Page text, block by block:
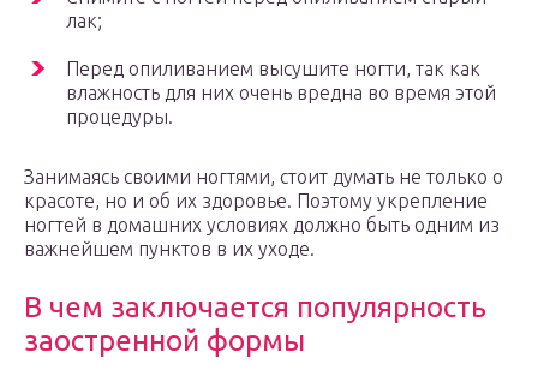
лак;
Перед опиливанием высушите ногти, так как
влажность для них очень вредна во время этой
процедуры.
Занимаясь своими ногтями, стоит думать не только о
красоте, но и об их здоровье. Поэтому укрепление
ногтей в домашних условиях должно быть одним из
важнейшем пунктов в их уходе.
В чем заключается популярность
заостренной формы